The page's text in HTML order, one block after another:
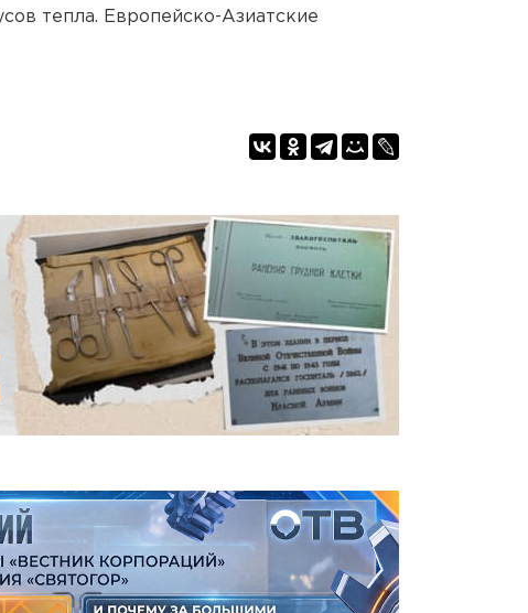
тепла. Европейско-Азиатские